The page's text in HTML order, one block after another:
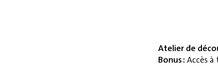
Atelier de
Bonus : Accès